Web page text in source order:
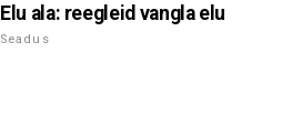
Elu ala: reegleid vangla elu
Seadus